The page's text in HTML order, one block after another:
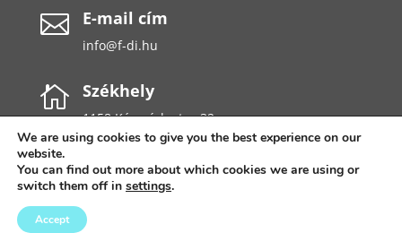
 E-mail cím
info@f-di.hu
 Székhely
1158 Késmárk utca 32.
2022 © Minden jog fenntartva! F and DI Kft.
We are using cookies to give you the best experience on our
website.
You can find out more about which cookies we are using or
switch them off in settings.
Accept